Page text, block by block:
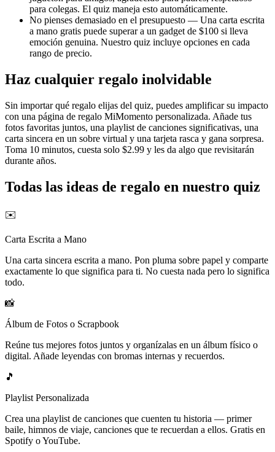
para colegas. El quiz maneja esto automáticamente.
No pienses demasiado en el presupuesto — Una carta escrita
a mano gratis puede superar a un gadget de $100 si lleva
emoción genuina. Nuestro quiz incluye opciones en cada
rango de precio.
Haz cualquier regalo inolvidable
Sin importar qué regalo elijas del quiz, puedes amplificar su impacto
con una página de regalo MiMomento personalizada. Añade tus
fotos favoritas juntos, una playlist de canciones significativas, una
carta sincera en un sobre virtual y una tarjeta rasca y gana sorpresa.
Toma 10 minutos, cuesta solo $2.99 y les da algo que revisitarán
durante años.
Todas las ideas de regalo en nuestro quiz
✉️
Carta Escrita a Mano
Una carta sincera escrita a mano. Pon pluma sobre papel y comparte
exactamente lo que significa para ti. No cuesta nada pero lo significa
todo.
📸
Álbum de Fotos o Scrapbook
Reúne tus mejores fotos juntos y organízalas en un álbum físico o
digital. Añade leyendas con bromas internas y recuerdos.
🎵
Playlist Personalizada
Crea una playlist de canciones que cuenten tu historia — primer
baile, himnos de viaje, canciones que te recuerdan a ellos. Gratis en
Spotify o YouTube.